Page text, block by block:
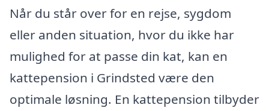
Når du står over for en rejse, sygdom
eller anden situation, hvor du ikke har
mulighed for at passe din kat, kan en
kattepension i Grindsted være den
optimale løsning. En kattepension tilbyder